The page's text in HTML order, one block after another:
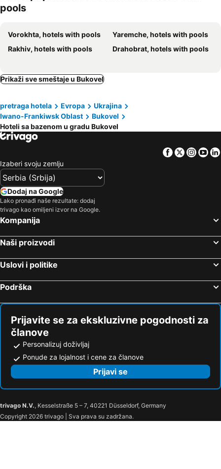
Lavanda Country Club
У Мар'яни і Назара
pools
Vorokhta, hotels with pools
Yaremche, hotels with pools
Rakhiv, hotels with pools
Drahobrat, hotels with pools
Prikaži sve smeštaje u Bukovel
pretraga hotela Evropa
Ukrajina
Iwano-Frankiwsk Oblast
Bukovel
Hoteli sa bazenom u gradu Bukovel
Facebook
Twitter
Izaberi svoju zemlju
Dodaj na Google
Lako pronađi naše rezultate: dodaj
trivago kao omiljeni izvor na Google.
Kompanija
Naši proizvodi
Uslovi i politike
Podrška
Prijavite se za ekskluzivne pogodnosti za
članove
Personalizuj doživljaj
Ponude za lojalnost i cene za članove
Prijavi se
trivago N.V., Kesselstraße 5 – 7, 40221 Düsseldorf, Germany
Copyright 2026 trivago | Sva prava su zadržana.